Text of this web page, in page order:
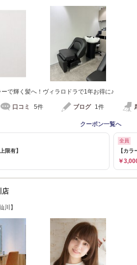
で輝く髪へ！ヴィラロドラで1年お得に♪
口コミ 5件 ブログ 1件
クーポン一覧へ
限有】
全員
【カ
￥
店
】